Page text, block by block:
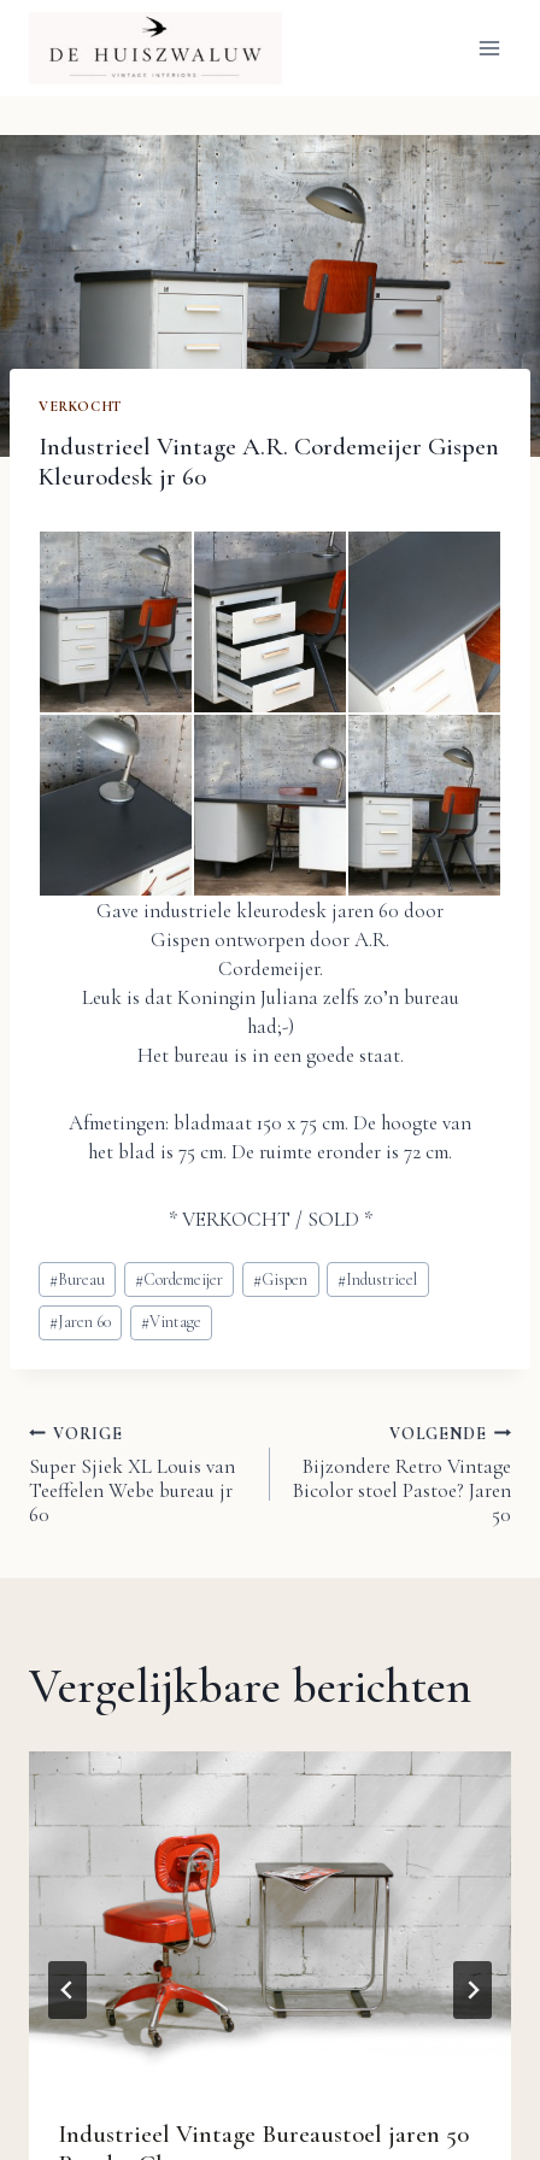
inhoud
VERKOCHT
Industrieel Vintage A.R. Cordemeijer Gispen
Kleurodesk jr 60
Gave industriele kleurodesk jaren 60 door
Gispen ontworpen door A.R.
Cordemeijer.
Leuk is dat Koningin Juliana zelfs zo’n bureau
had;-)
Het bureau is in een goede staat.
Afmetingen: bladmaat 150 x 75 cm. De hoogte van
het blad is 75 cm. De ruimte eronder is 72 cm.
* VERKOCHT / SOLD *
Bericht
tags:
#Bureau #Cordemeijer #Gispen #Industrieel
#Jaren 60 #Vintage
Bericht
navigatie
VORIGE
Super Sjiek XL Louis van
Teeffelen Webe bureau jr
60
VOLGENDE
Bijzondere Retro Vintage
Bicolor stoel Pastoe? Jaren
50
Vergelijkbare berichten
Industrieel Vintage Bureaustoel jaren 50